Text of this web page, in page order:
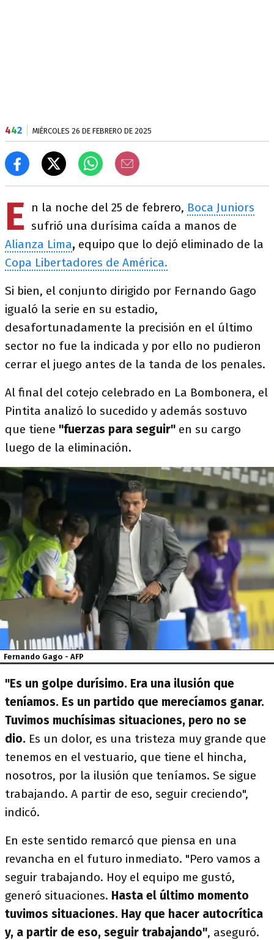
442 MIÉRCOLES 26 DE FEBRERO DE 2025
E n la noche del 25 de febrero, Boca Juniors
sufrió una durísima caída a manos de
Alianza Lima, equipo que lo dejó eliminado de la
Copa Libertadores de América.
Si bien, el conjunto dirigido por Fernando Gago
igualó la serie en su estadio,
desafortunadamente la precisión en el último
sector no fue la indicada y por ello no pudieron
cerrar el juego antes de la tanda de los penales.
Al final del cotejo celebrado en La Bombonera, el
Pintita analizó lo sucedido y además sostuvo
que tiene "fuerzas para seguir" en su cargo
luego de la eliminación.
Fernando Gago - AFP
"Es un golpe durísimo. Era una ilusión que
teníamos. Es un partido que merecíamos ganar.
Tuvimos muchísimas situaciones, pero no se
dio. Es un dolor, es una tristeza muy grande que
tenemos en el vestuario, que tiene el hincha,
nosotros, por la ilusión que teníamos. Se sigue
trabajando. A partir de eso, seguir creciendo",
indicó.
En este sentido remarcó que piensa en una
revancha en el futuro inmediato. "Pero vamos a
seguir trabajando. Hoy el equipo me gustó,
generó situaciones. Hasta el último momento
tuvimos situaciones. Hay que hacer autocrítica
y, a partir de eso, seguir trabajando", aseguró.